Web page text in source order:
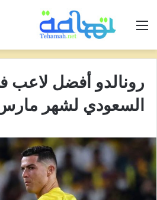
القائمة
رونالدو أفضل لاعب
السعودي لشهر